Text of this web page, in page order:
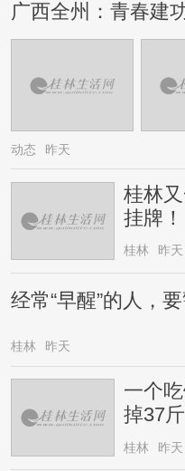
广西全州：青春建
动态 昨天
桂林
挂牌！
桂林 昨天
经常“早醒”的人，
桂林 昨天
一个
掉37
桂林 昨天